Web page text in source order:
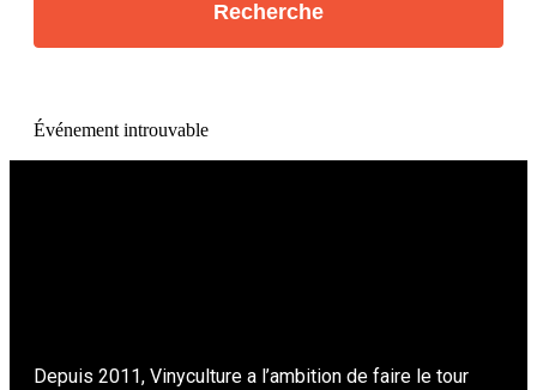
Événement introuvable
Depuis 2011, Vinyculture a l’ambition de faire le tour